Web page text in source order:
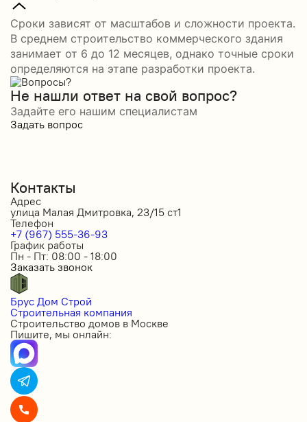
Сроки зависят от масштабов и сложности проекта.
В среднем строительство коммерческого здания
занимает от 6 до 12 месяцев, однако точные сроки
определяются на этапе разработки проекта.
Не нашли ответ на свой вопрос?
Задайте его нашим специалистам
Задать вопрос
Контакты
Адрес
улица Малая Дмитровка, 23/15 ст1
Телефон
+7 (967) 555-36-93
График работы
Пн - Пт: 08:00 - 18:00
Заказать звонок
Брус Дом Строй
Строительная компания
Строительство домов в Москве
Пишите, мы онлайн: